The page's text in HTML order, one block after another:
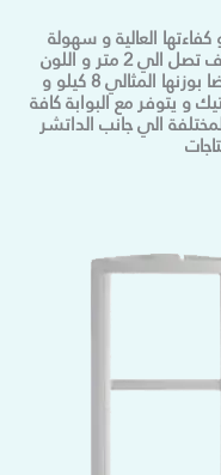
العالية و سهولة
الاستخدام كما تتميز باعلي مسافة كشف تصل الي 2 متر و اللون
الابيض المريح و الغير ملاحظ و تتميز ايضا بوزنها المثالي 8 كيلو و
و يتوفر مع البوابة كافة
الي جانب الداتشر